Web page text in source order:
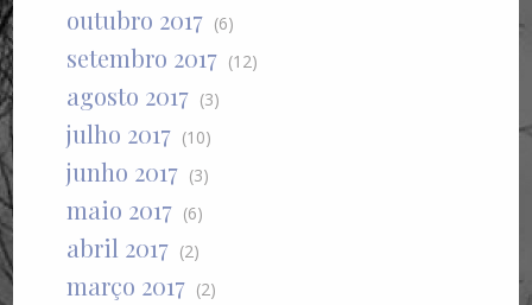
outubro 2017 (6)
setembro 2017 (12)
agosto 2017 (3)
julho 2017 (10)
junho 2017 (3)
maio 2017 (6)
abril 2017 (2)
março 2017 (2)